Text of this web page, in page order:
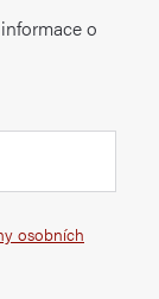
o
osobních